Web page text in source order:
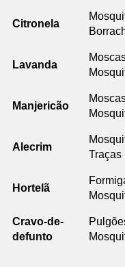
Citronela
Lavanda
Manjericão
Alecrim
Traças
Hortelã
Cravo-de-
defunto